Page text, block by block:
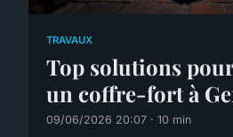
TRAVAUX
Top solutions
un coffre-fort à
09/06/2026 20:07 · 10 min